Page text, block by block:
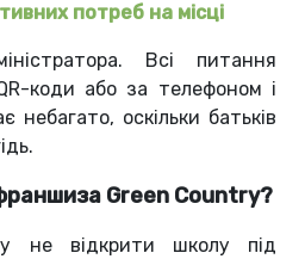
потреб на місці
Всі питання
коди або за телефоном і
небагато, оскільки батьків
Green Country?
не відкрити школу під